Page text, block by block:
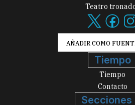
Teatro
AÑADIR COMO
Tiempo
Tiempo
Contacto
Secciones